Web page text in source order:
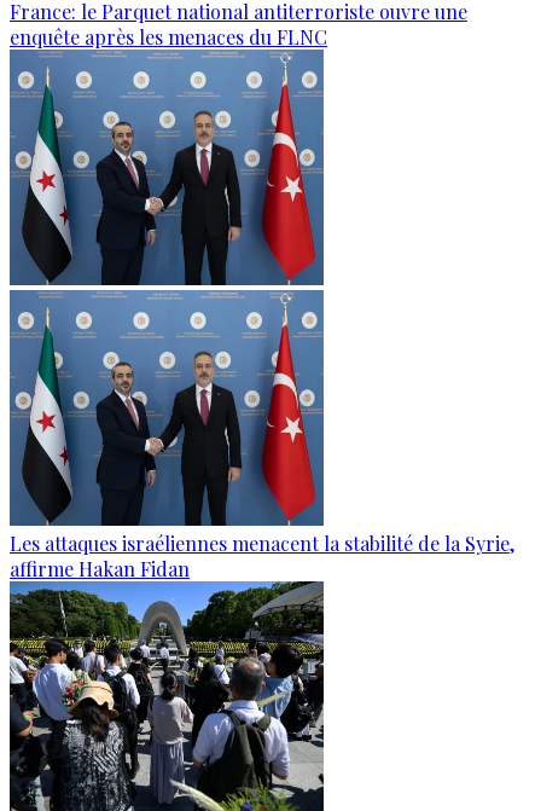
France: le Parquet national antiterroriste ouvre une
enquête après les menaces du FLNC
Les attaques israéliennes menacent la stabilité de la Syrie,
affirme Hakan Fidan